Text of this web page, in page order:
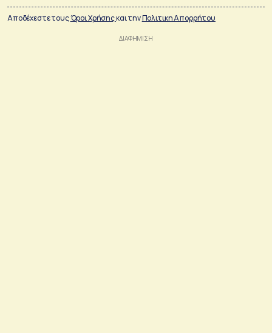
Αποδέχεστε τουςΌροι Χρήσηςκαι τηνΠολιτικη Απορρήτου